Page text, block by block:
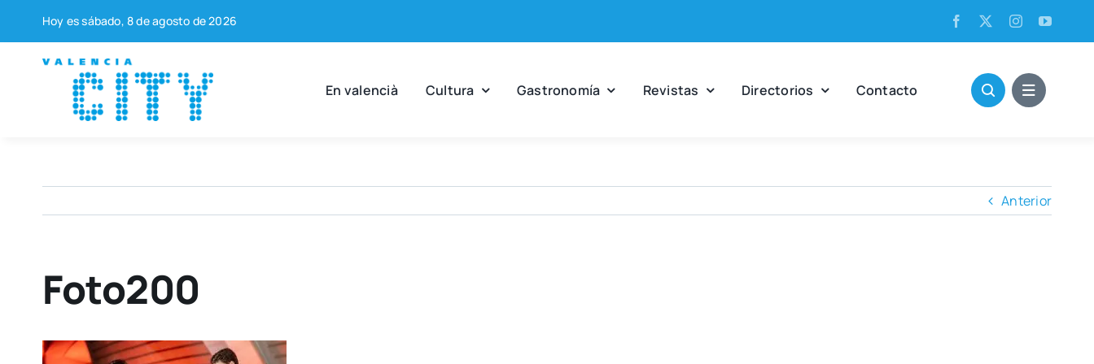
contenido
Hoy es sába­do, 8 de agos­to de 2026
En valen­cià Cul­tu­ra Gas­tro­no­mía Revis­tas Direc­to­rios Con­tac­to
Anterior
Foto200